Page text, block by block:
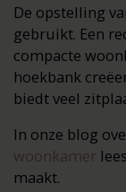
De opstelling
gebruikt. Een
compacte
hoekbank
biedt veel
In onze blog
woonkamer
maakt.